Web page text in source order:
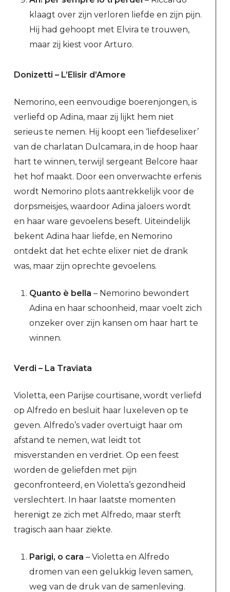
klaagt over zijn verloren liefde en zijn pijn.
Hij had gehoopt met Elvira te trouwen,
maar zij kiest voor Arturo.
Donizetti – L’Elisir d’Amore
Nemorino, een eenvoudige boerenjongen, is
verliefd op Adina, maar zij lijkt hem niet
serieus te nemen. Hij koopt een ‘liefdeselixer’
van de charlatan Dulcamara, in de hoop haar
hart te winnen, terwijl sergeant Belcore haar
het hof maakt. Door een onverwachte erfenis
wordt Nemorino plots aantrekkelijk voor de
dorpsmeisjes, waardoor Adina jaloers wordt
en haar ware gevoelens beseft. Uiteindelijk
bekent Adina haar liefde, en Nemorino
ontdekt dat het echte elixer niet de drank
was, maar zijn oprechte gevoelens.
Quanto è bella – Nemorino bewondert
Adina en haar schoonheid, maar voelt zich
onzeker over zijn kansen om haar hart te
winnen.
Verdi – La Traviata
Violetta, een Parijse courtisane, wordt verliefd
op Alfredo en besluit haar luxeleven op te
geven. Alfredo’s vader overtuigt haar om
afstand te nemen, wat leidt tot
misverstanden en verdriet. Op een feest
worden de geliefden met pijn
geconfronteerd, en Violetta’s gezondheid
verslechtert. In haar laatste momenten
herenigt ze zich met Alfredo, maar sterft
tragisch aan haar ziekte.
Parigi, o cara – Violetta en Alfredo
dromen van een gelukkig leven samen,
weg van de druk van de samenleving.